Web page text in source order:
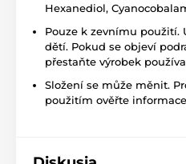
Hexanediol,
Pouze k zevnímu použití.
dětí. Pokud se objeví
přestaňte výrobek
Složení se může měnit.
použitím ověřte